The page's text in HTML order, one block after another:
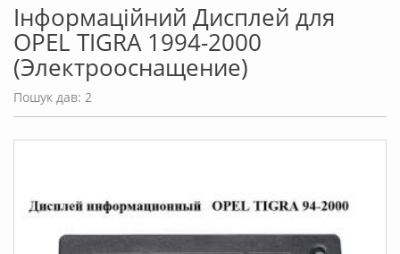
Інформаційний Дисплей для
OPEL TIGRA 1994-2000
(Электрооснащение)
Пошук дав: 2